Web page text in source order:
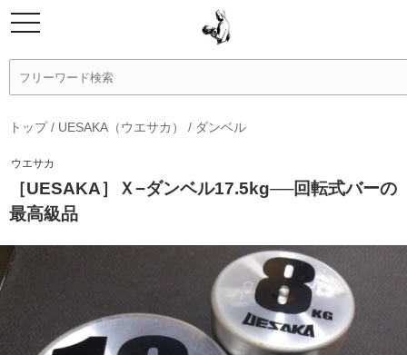
トップ/ UESAKA（ウエサカ） / ダンベル
ウエサカ
［UESAKA］Ｘ−ダンベル17.5kg──回転式バーの
最高級品